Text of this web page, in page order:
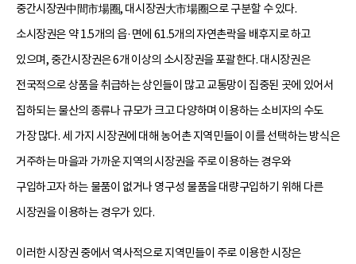
중간시장권中間市場圈, 대시장권大市場圈으로 구분할 수 있다.
소시장권은 약 1.5개의 읍·면에 61.5개의 자연촌락을 배후지로 하고
있으며, 중간시장권은 6개 이상의 소시장권을 포괄한다. 대시장권은
전국적으로 상품을 취급하는 상인들이 많고 교통망이 집중된 곳에 있어서
집하되는 물산의 종류나 규모가 크고 다양하며 이용하는 소비자의 수도
가장 많다. 세 가지 시장권에 대해 농어촌 지역민들이 이를 선택하는 방식은
거주하는 마을과 가까운 지역의 시장권을 주로 이용하는 경우와
구입하고자 하는 물품이 없거나 영구성 물품을 대량구입하기 위해 다른
시장권을 이용하는 경우가 있다.
이러한 시장권 중에서 역사적으로 지역민들이 주로 이용한 시장은